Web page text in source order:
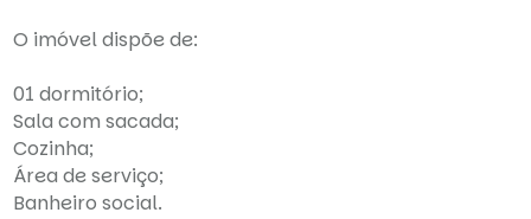
O imóvel dispõe de:
01 dormitório;
Sala com sacada;
Cozinha;
Área de serviço;
Banheiro social.